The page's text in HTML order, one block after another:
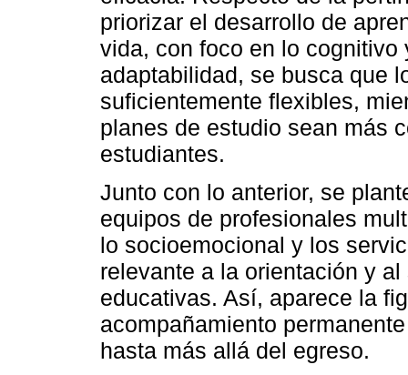
priorizar el desarrollo de
vida, con foco en lo
adaptabilidad, se busca que
suficientemente flexibles,
planes de estudio sean más
estudiantes.
Junto con lo anterior, se
equipos de profesionales
lo socioemocional y los
relevante a la orientación y
educativas. Así, aparece la
acompañamiento
hasta más allá del egreso.